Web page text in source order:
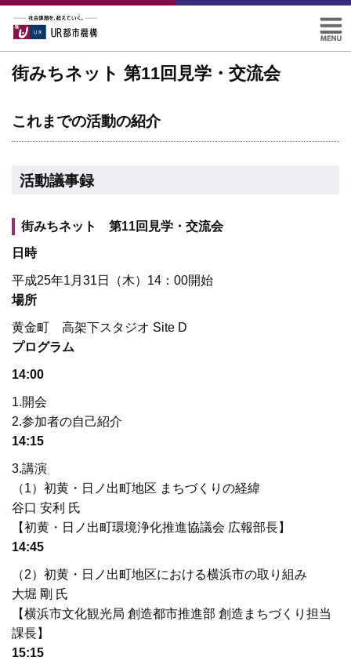
街みちネット 第11回見学・交流会
これまでの活動の紹介
活動議事録
街みちネット 第11回見学・交流会
日時
平成25年1月31日（木）14：00開始
場所
黄金町 高架下スタジオ Site D
プログラム
14:00
1.開会
2.参加者の自己紹介
14:15
3.講演
（1）初黄・日ノ出町地区 まちづくりの経緯
谷口 安利 氏
【初黄・日ノ出町環境浄化推進協議会 広報部長】
14:45
（2）初黄・日ノ出町地区における横浜市の取り組み
大堀 剛 氏
【横浜市文化観光局 創造都市推進部 創造まちづくり担当
課長】
15:15